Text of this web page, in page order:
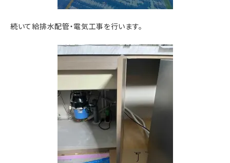
続いて給排水配管・電気工事を行います。